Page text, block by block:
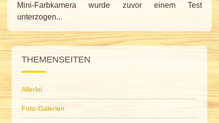
Mini-Farbkamera wurde zuvor einem Test
unterzogen...
THEMENSEITEN
Allerlei
Foto-Galerien